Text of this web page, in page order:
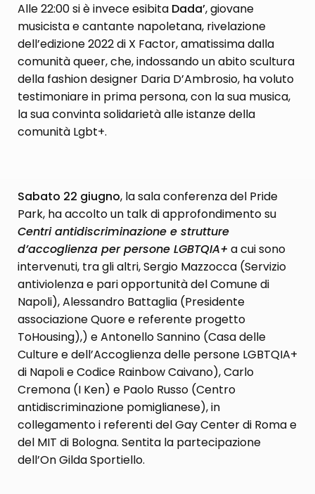
Alle 22:00 si è invece esibita Dada’, giovane
musicista e cantante napoletana, rivelazione
dell’edizione 2022 di X Factor, amatissima dalla
comunità queer, che, indossando un abito scultura
della fashion designer Daria D’Ambrosio, ha voluto
testimoniare in prima persona, con la sua musica,
la sua convinta solidarietà alle istanze della
comunità Lgbt+.
Sabato 22 giugno, la sala conferenza del Pride
Park, ha accolto un talk di approfondimento su
Centri antidiscriminazione e strutture
d’accoglienza per persone LGBTQIA+ a cui sono
intervenuti, tra gli altri, Sergio Mazzocca (Servizio
antiviolenza e pari opportunità del Comune di
Napoli), Alessandro Battaglia (Presidente
associazione Quore e referente progetto
ToHousing),) e Antonello Sannino (Casa delle
Culture e dell’Accoglienza delle persone LGBTQIA+
di Napoli e Codice Rainbow Caivano), Carlo
Cremona (I Ken) e Paolo Russo (Centro
antidiscriminazione pomiglianese), in
collegamento i referenti del Gay Center di Roma e
del MIT di Bologna. Sentita la partecipazione
dell’On Gilda Sportiello.